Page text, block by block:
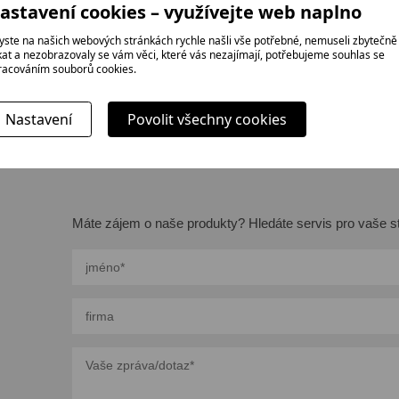
velikost stolu 3.100 x 1.500 až 3.500 x 2.000 mm
Máte zájem o naše produkty? Hledáte servis pro vaše
cookies – využívejte web naplno
na našich webových stránkách rychle našli vše potřebné, nemuseli zbytečně
a nezobrazovaly se vám věci, které vás nezajímají, potřebujeme souhlas se
souborů cookies.
Nastavení Povolit všechny cookies